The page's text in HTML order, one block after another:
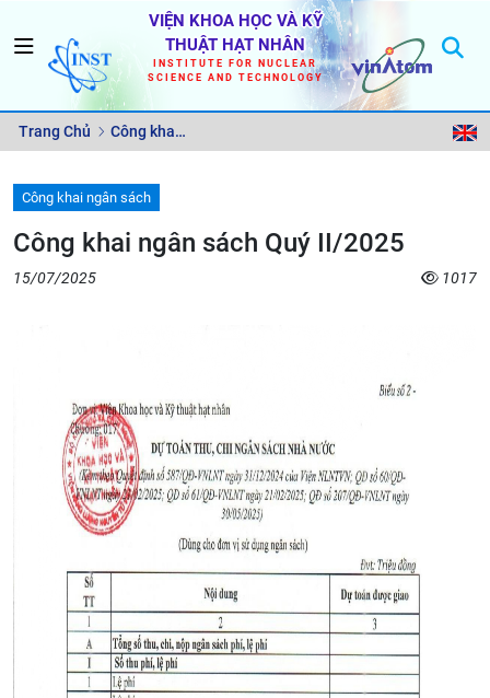
VIỆN KHOA HỌC VÀ KỸ
THUẬT HẠT NHÂN
INSTITUTE FOR NUCLEAR
SCIENCE AND TECHNOLOGY
Trang Chủ Công khai
Công khai ngân sách
Công khai ngân sách Quý II/2025
15/07/2025 1017